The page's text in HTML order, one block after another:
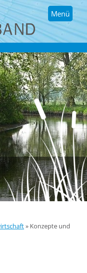
Menü
» Konzepte und